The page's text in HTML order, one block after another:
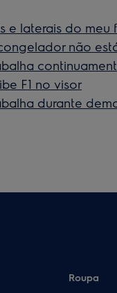
e laterais do
não
F1 no visor
durante
Roupa